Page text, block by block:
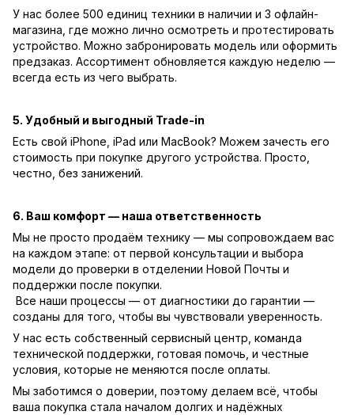
У нас более 500 единиц техники в наличии и 3 офлайн-
магазина, где можно лично осмотреть и протестировать
устройство. Можно забронировать модель или оформить
предзаказ. Ассортимент обновляется каждую неделю —
всегда есть из чего выбрать.
5. Удобный и выгодный Trade-in
Есть свой iPhone, iPad или MacBook? Можем зачесть его
стоимость при покупке другого устройства. Просто,
честно, без занижений.
6. Ваш комфорт — наша ответственность
Мы не просто продаём технику — мы сопровождаем вас
на каждом этапе: от первой консультации и выбора
модели до проверки в отделении Новой Почты и
поддержки после покупки.
Все наши процессы — от диагностики до гарантии —
созданы для того, чтобы вы чувствовали уверенность.
У нас есть собственный сервисный центр, команда
технической поддержки, готовая помочь, и честные
условия, которые не меняются после оплаты.
Мы заботимся о доверии, поэтому делаем всё, чтобы
ваша покупка стала началом долгих и надёжных